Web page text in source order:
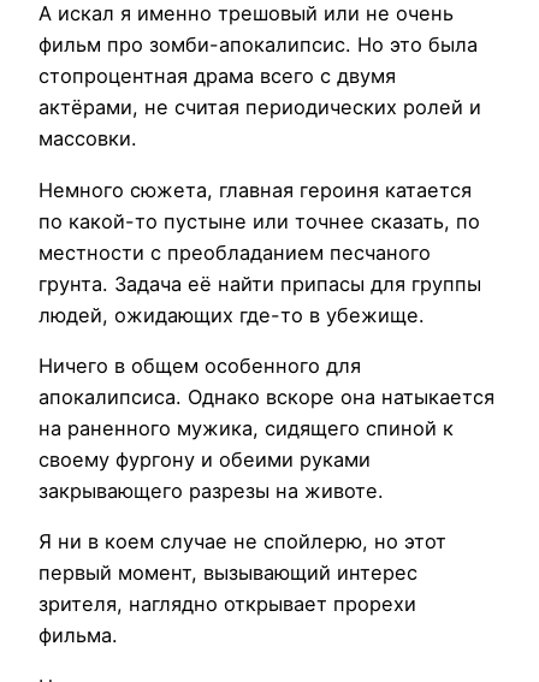
А искал я именно трешовый или не очень
фильм про зомби-апокалипсис. Но это была
стопроцентная драма всего с двумя
актёрами, не считая периодических ролей и
массовки.
Немного сюжета, главная героиня катается
по какой-то пустыне или точнее сказать, по
местности с преобладанием песчаного
грунта. Задача её найти припасы для группы
людей, ожидающих где-то в убежище.
Ничего в общем особенного для
апокалипсиса. Однако вскоре она натыкается
на раненного мужика, сидящего спиной к
своему фургону и обеими руками
закрывающего разрезы на животе.
Я ни в коем случае не спойлерю, но этот
первый момент, вызывающий интерес
зрителя, наглядно открывает прорехи
фильма.